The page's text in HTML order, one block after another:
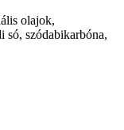
olajok,
só, szódabikarbóna,